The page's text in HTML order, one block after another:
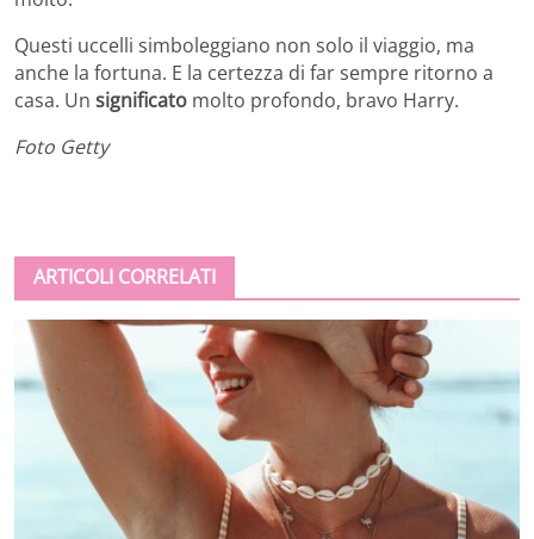
Questi uccelli simboleggiano non solo il viaggio, ma
anche la fortuna. E la certezza di far sempre ritorno a
casa. Un significato molto profondo, bravo Harry.
Foto Getty
ARTICOLI CORRELATI